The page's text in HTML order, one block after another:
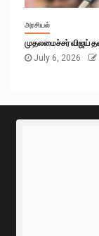
அரசியல்
முதலமைச்சர் விஜய்
July 6, 2026